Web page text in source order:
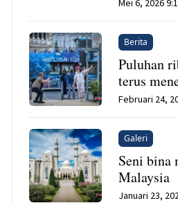
Mei 6, 2026
Berita
Puluhan
terus
Februari 24,
Galeri
Seni bina
Malaysia
Januari 23,